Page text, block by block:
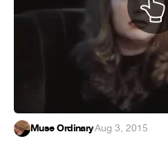
Muse Ordinary·Aug 3, 2015